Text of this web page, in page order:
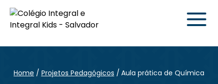
Home Projetos Pedagógicos Aula prática de Química